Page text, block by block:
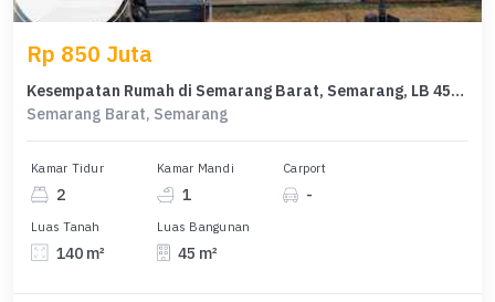
Rp 850 Juta
Kesempatan Rumah di Semarang Barat, Semarang, LB 45m², Harga 850 Juta
Semarang Barat, Semarang
Kamar Tidur
2
Kamar Mandi
1
Carport
-
Luas Tanah
140 m²
Luas Bangunan
45 m²